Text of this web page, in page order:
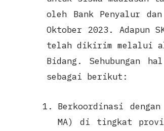
oleh Bank Penyalur
Oktober 2023. Adapun
telah dikirim melalui
Bidang. Sehubungan
sebagai berikut:
Berkoordinasi
MA) di tingkat